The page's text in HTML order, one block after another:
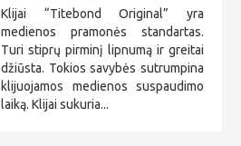
Klijai “Titebond Original” yra
medienos pramonės standartas.
Turi stiprų pirminį lipnumą ir greitai
džiūsta. Tokios savybės sutrumpina
klijuojamos medienos suspaudimo
laiką. Klijai sukuria...